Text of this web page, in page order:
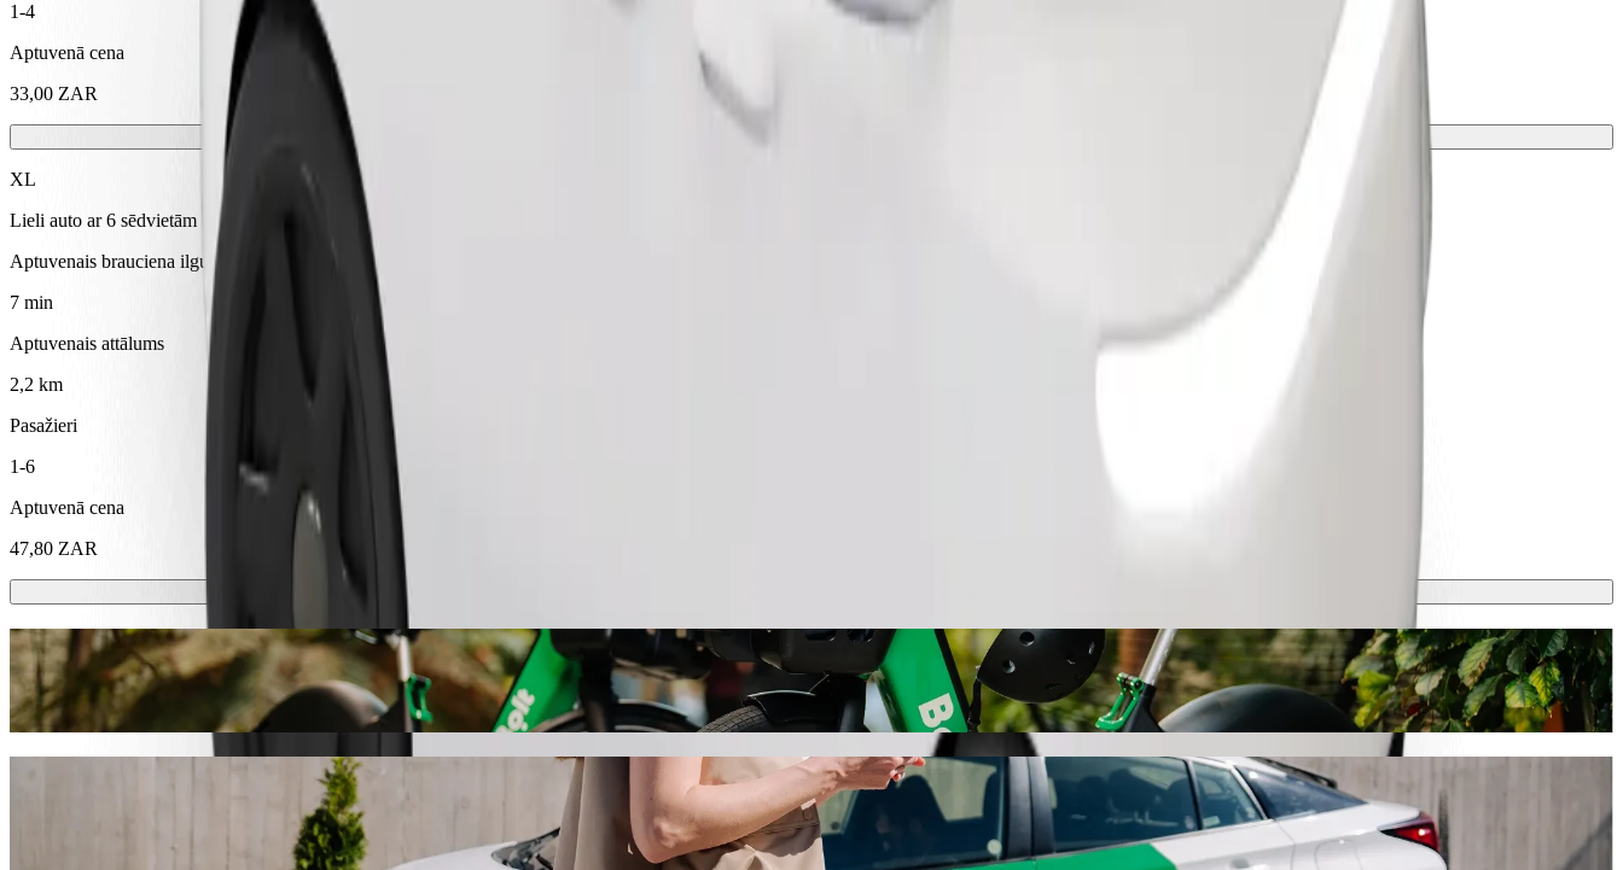
1-4
Aptuvenā cena
33,00 ZAR
XL
Lieli auto ar 6 sēdvietām
Aptuvenais brauciena ilgums
7 min
Aptuvenais attālums
2,2 km
Pasažieri
1-6
Aptuvenā cena
47,80 ZAR
Skrejriteni vai e-riteni
Izvēlies skrejriteni vai e-riteni braucieniem šajā pilsētā: Pītermaricbērha
Lejupielādē Bolt lietotni
Brauciens no: East Street Taxi Rank Pietermaritzburg uz: Natalia Building Pmb ar Bolt kopbraukšanas auto
Ja vēlies izdevīgāko cenu, tad iesakām izvēlēties Bolt kopbraukšanas auto braucienam uz: Natalia Building Pmb. Ar Bolt ceļā pavadīsi aptuveni 7 min, un tas Tev izmaksās aptuveni 29,80 ZAR ZAR. Mūsu
platformā ir dažādi auto visdažādākajiem dzīves brīžiem.